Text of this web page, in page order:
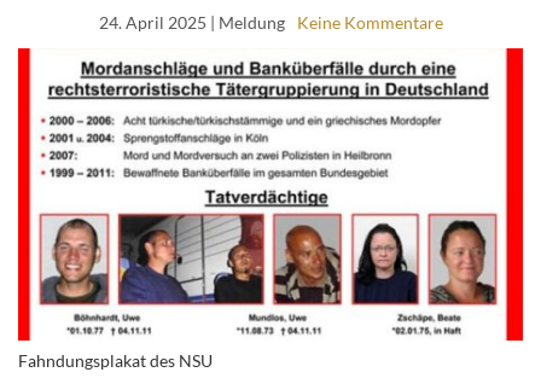
24. April 2025 | Meldung Keine Kommentare
Fahndungsplakat des NSU